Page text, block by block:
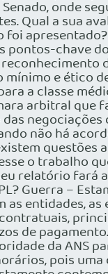
onde
Qual a sua
foi
pontos-chave
mínimo e ético
a classe
arbitral que
negociações
não há
questões
o trabalho
relatório fará
Guerra –
entidades, as
de
da ANS
pois uma